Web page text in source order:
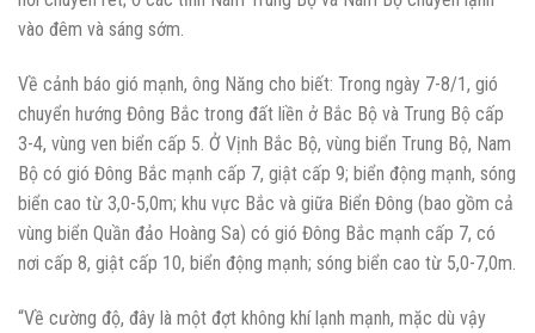
vào đêm và sáng sớm.
Về cảnh báo gió mạnh, ông Năng cho biết: Trong ngày 7-8/1, gió
chuyển hướng Đông Bắc trong đất liền ở Bắc Bộ và Trung Bộ cấp
3-4, vùng ven biển cấp 5. Ở Vịnh Bắc Bộ, vùng biển Trung Bộ, Nam
Bộ có gió Đông Bắc mạnh cấp 7, giật cấp 9; biển động mạnh, sóng
biển cao từ 3,0-5,0m; khu vực Bắc và giữa Biển Đông (bao gồm cả
vùng biển Quần đảo Hoàng Sa) có gió Đông Bắc mạnh cấp 7, có
nơi cấp 8, giật cấp 10, biển động mạnh; sóng biển cao từ 5,0-7,0m.
“Về cường độ, đây là một đợt không khí lạnh mạnh, mặc dù vậy